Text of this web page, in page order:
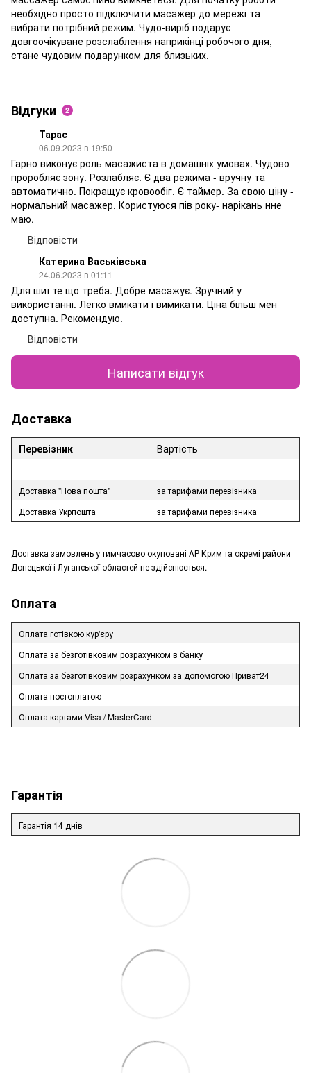
необхідно просто підключити масажер до мережі та
вибрати потрібний режим. Чудо-виріб подарує
довгоочікуване розслаблення наприкінці робочого дня,
стане чудовим подарунком для близьких.
Відгуки 2
Тарас
06.09.2023 в 19:50
Гарно виконує роль масажиста в домашніх умовах. Чудово
проробляє зону. Розлабляє. Є два режима - вручну та
автоматично. Покращує кровообіг. Є таймер. За свою ціну -
нормальний масажер. Користуюся пів року- нарікань нне
маю.
Відповісти
Катерина Васьківська
24.06.2023 в 01:11
Для шиї те що треба. Добре масажує. Зручний у
використанні. Легко вмикати і вимикати. Ціна більш мен
доступна. Рекомендую.
Відповісти
Написати відгук
Доставка
Перевізник Вартість
Доставка "Нова пошта"
за тарифами перевізника
Доставка Укрпошта
за тарифами перевізника
Доставка замовлень у тимчасово окуповані АР Крим та окремі райони
Донецької і Луганської областей не здійснюється.
Оплата
Оплата готівкою кур'єру
Оплата за безготівковим розрахунком в банку
Оплата за безготівковим розрахунком за допомогою Приват24
Оплата постоплатою
Оплата картами Visa / MasterCard
Гарантія
Гарантія 14 днів